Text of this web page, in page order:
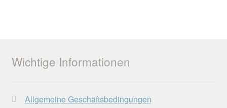
Wichtige Informationen
Allgemeine Geschäftsbedingungen